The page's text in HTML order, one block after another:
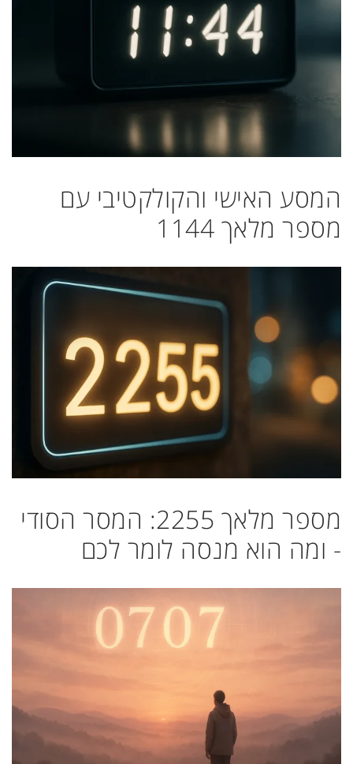
המסע האישי והקולקטיבי עם
מספר מלאך 1144
מספר מלאך 2255: המסר הסודי
- ומה הוא מנסה לומר לכם